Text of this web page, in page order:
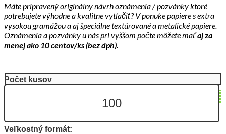
Máte pripravený originálny návrh oznámenia / pozvánky ktoré
potrebujete výhodne a kvalitne vytlačiť? V ponuke papiere s extra
vysokou gramážou a aj špeciálne textúrované a metalické papiere.
Oznámenia a pozvánky u nás pri vyššom počte môžete maťaj za
menej ako 10 centov/ks (bez dph).
Počet kusov
Veľkostný formát: